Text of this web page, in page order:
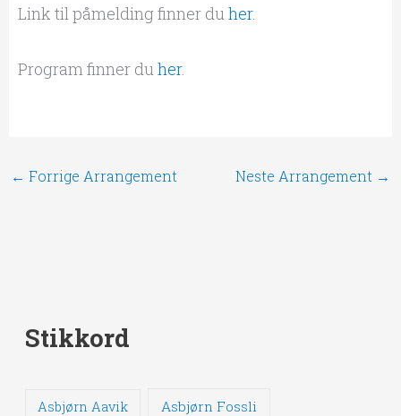
Link til påmelding finner duher.
Program finner duher.
← Forrige Arrangement Neste Arrangement →
Stikkord
Asbjørn Aavik Asbjørn Fossli